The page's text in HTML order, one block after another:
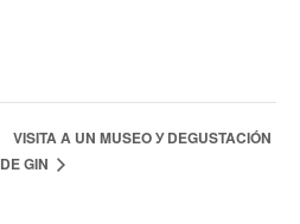
VISITA A UN MUSEO У DEGUSTACIÓN
DE GIN